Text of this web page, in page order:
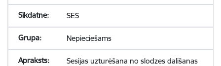
SES
Nepieciešams
Sesijas uzturēšana no slodzes dalīšanas